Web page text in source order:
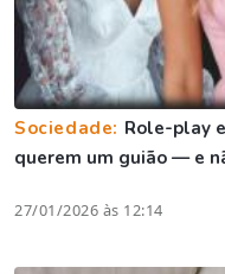
Sociedade: Role-play
querem um guião — e
27/01/2026 às 12:14